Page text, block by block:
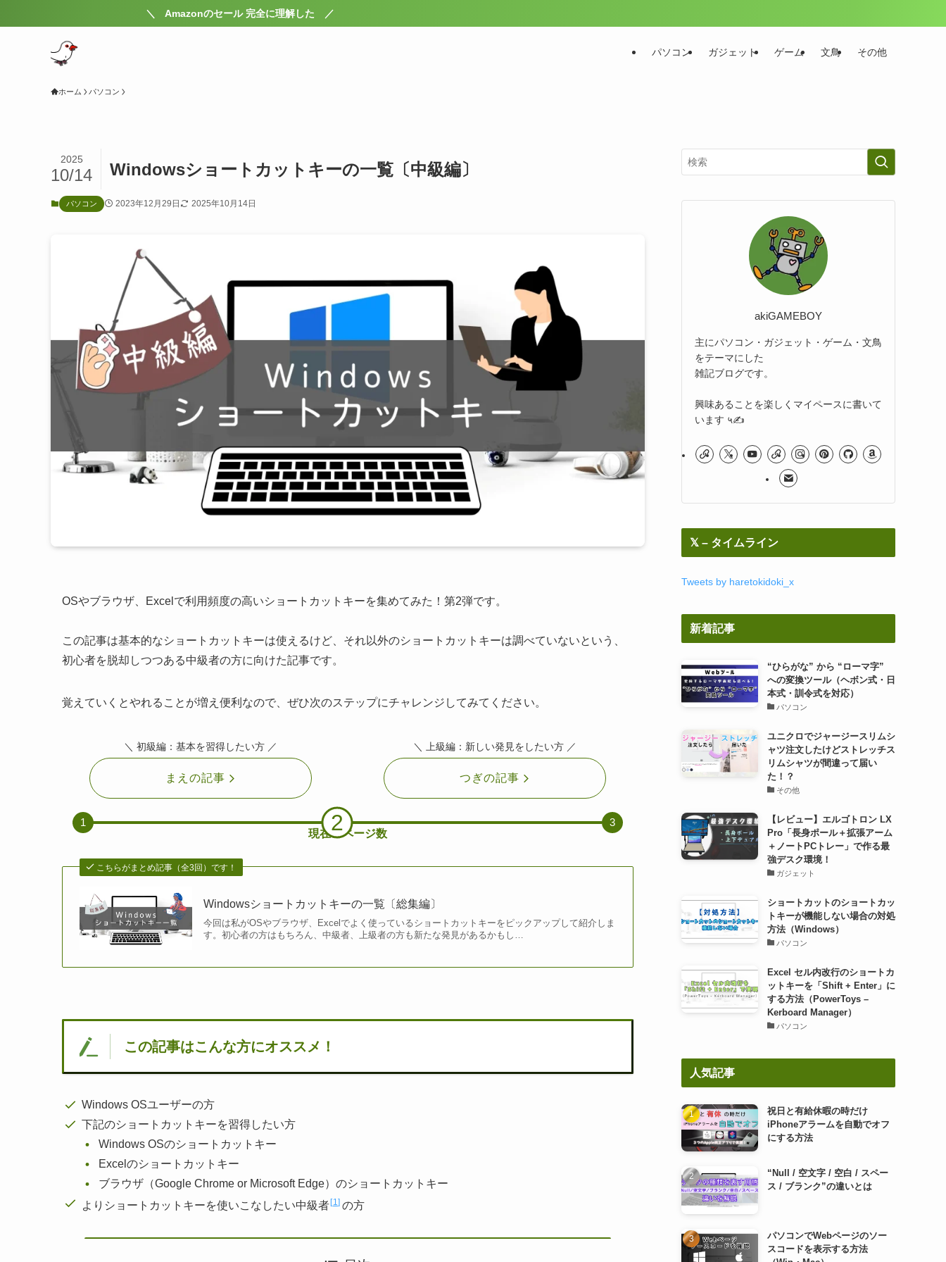
＼ Amazonのセール 完全に理解した ／
パソコン ガジェット ゲーム 文鳥 その他
ホーム パソコン
Windowsショートカットキーの一覧〔中級編〕
2025
10/14
パソコン 2023年12月29日 2025年10月14日
OSやブラウザ、Excelで利用頻度の高いショートカットキーを集めてみた！第2弾です。
この記事は基本的なショートカットキーは使えるけど、それ以外のショートカットキーは調べていないという、
初心者を脱却しつつある中級者の方に向けた記事です。
覚えていくとやれることが増え便利なので、ぜひ次のステップにチャレンジしてみてください。
＼ 初級編：基本を習得したい方 ／
まえの記事
＼ 上級編：新しい発見をしたい方 ／
つぎの記事
1 2
3
現在のページ数
こちらがまとめ記事（全3回）です！
Windowsショートカットキーの一覧〔総集編〕
今回は私がOSやブラウザ、Excelでよく使っているショートカットキーをピックアップして紹介しま
す。初心者の方はもちろん、中級者、上級者の方も新たな発見があるかもし…
この記事はこんな方にオススメ！
Windows OSユーザーの方
下記のショートカットキーを習得したい方
Windows OSのショートカットキー
Excelのショートカットキー
ブラウザ（Google Chrome or Microsoft Edge）のショートカットキー
よりショートカットキーを使いこなしたい中級者 1 の方
akiGAMEBOY
主にパソコン・ガジェット・ゲーム・文鳥
をテーマにした
雑記ブログです。
興味あることを楽しくマイペースに書いて
います ५✍
𝕏 – タイムライン
Tweets by haretokidoki_x
新着記事
“ひらがな” から “ローマ字”
への変換ツール（ヘボン式・日
本式・訓令式を対応）
パソコン
ユニクロでジャージースリムシ
ャツ注文したけどストレッチス
リムシャツが間違って届い
た！？
その他
【レビュー】エルゴトロン LX
Pro「長身ポール＋拡張アーム
＋ノートPCトレー」で作る最
強デスク環境！
ガジェット
ショートカットのショートカッ
トキーが機能しない場合の対処
方法（Windows）
パソコン
Excel セル内改行のショートカ
ットキーを「Shift + Enter」に
する方法（PowerToys –
Kerboard Manager）
パソコン
人気記事
祝日と有給休暇の時だけ
iPhoneアラームを自動でオフ
にする方法
“Null / 空文字 / 空白 / スペー
ス / ブランク”の違いとは
パソコンでWebページのソー
スコードを表示する方法